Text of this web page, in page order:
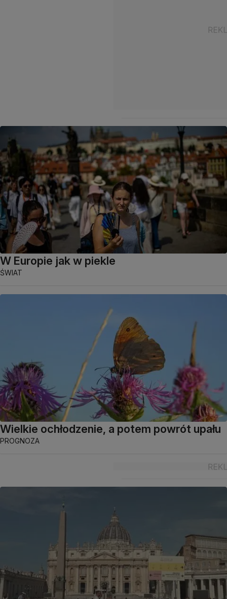
W Europie jak w piekle
ŚWIAT
Wielkie ochłodzenie, a potem powrót upału
PROGNOZA